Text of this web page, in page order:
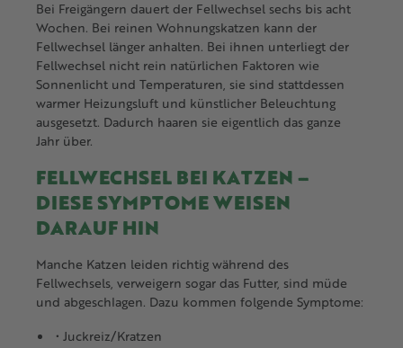
Bei Freigängern dauert der Fellwechsel sechs bis acht
Wochen. Bei reinen Wohnungskatzen kann der
Fellwechsel länger anhalten. Bei ihnen unterliegt der
Fellwechsel nicht rein natürlichen Faktoren wie
Sonnenlicht und Temperaturen, sie sind stattdessen
warmer Heizungsluft und künstlicher Beleuchtung
ausgesetzt. Dadurch haaren sie eigentlich das ganze
Jahr über.
FELLWECHSEL BEI KATZEN –
DIESE SYMPTOME WEISEN
DARAUF HIN
Manche Katzen leiden richtig während des
Fellwechsels, verweigern sogar das Futter, sind müde
und abgeschlagen. Dazu kommen folgende Symptome:
• Juckreiz/Kratzen